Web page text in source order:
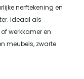
nerftekening en
Ideaal als
werkkamer en
meubels, zwarte